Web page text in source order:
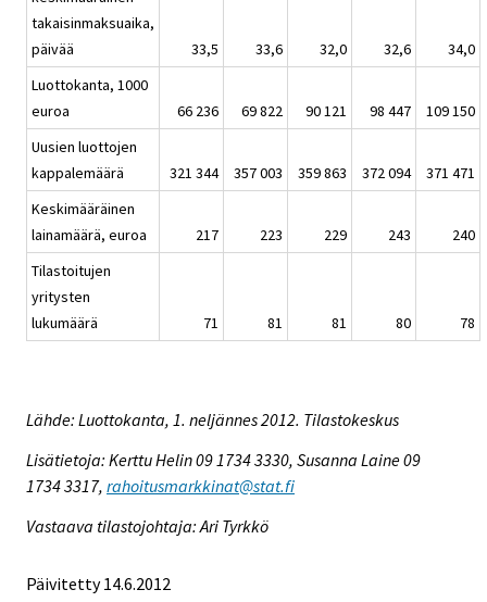
takaisinmaksuaika,
päivää
33,5 33,6 32,0 32,6
34,0
Luottokanta, 1000
euroa
66 236 69 822 90 121 98 447
109 150
Uusien luottojen
kappalemäärä
321 344 357 003 359 863 372 094
371 471
Keskimääräinen
lainamäärä, euroa
217 223 229 243
240
Tilastoitujen
yritysten
lukumäärä
71 81 81 80 78
Lähde: Luottokanta, 1. neljännes 2012. Tilastokeskus
Lisätietoja: Kerttu Helin 09 1734 3330, Susanna Laine 09
1734 3317, rahoitusmarkkinat@stat.fi
Vastaava tilastojohtaja: Ari Tyrkkö
Päivitetty 14.6.2012